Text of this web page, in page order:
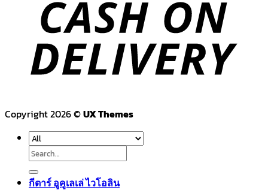
Copyright 2026 ©UX Themes
Search
for:
กีตาร์ อูคูเลเล่ ไวโอลิน